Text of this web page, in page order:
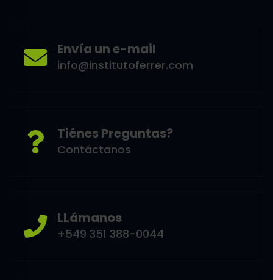
Envía un e-mail
info@institutoferrer.com
Tiénes Preguntas?
Contáctanos
LLámanos
+549 351 388-0044